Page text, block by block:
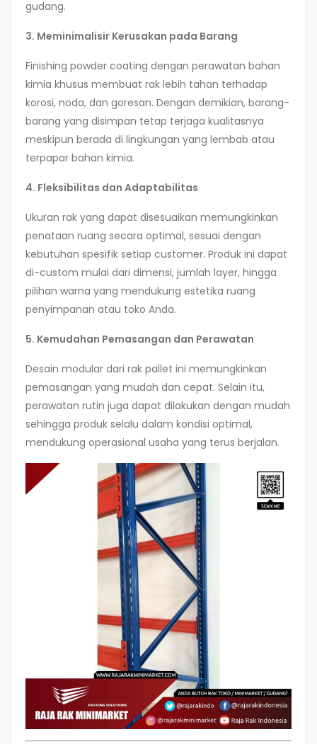
gudang.
3. Meminimalisir Kerusakan pada Barang
Finishing powder coating dengan perawatan bahan
kimia khusus membuat rak lebih tahan terhadap
korosi, noda, dan goresan. Dengan demikian, barang-
barang yang disimpan tetap terjaga kualitasnya
meskipun berada di lingkungan yang lembab atau
terpapar bahan kimia.
4. Fleksibilitas dan Adaptabilitas
Ukuran rak yang dapat disesuaikan memungkinkan
penataan ruang secara optimal, sesuai dengan
kebutuhan spesifik setiap customer. Produk ini dapat
di-custom mulai dari dimensi, jumlah layer, hingga
pilihan warna yang mendukung estetika ruang
penyimpanan atau toko Anda.
5. Kemudahan Pemasangan dan Perawatan
Desain modular dari rak pallet ini memungkinkan
pemasangan yang mudah dan cepat. Selain itu,
perawatan rutin juga dapat dilakukan dengan mudah
sehingga produk selalu dalam kondisi optimal,
mendukung operasional usaha yang terus berjalan.